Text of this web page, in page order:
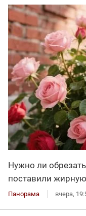
Нужно ли
поставили
Панорама вчера,